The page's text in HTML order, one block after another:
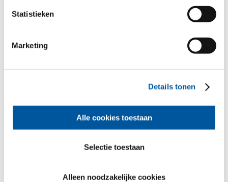
Statistieken
Marketing
Details tonen
Alle cookies toestaan
Selectie toestaan
Alleen noodzakelijke cookies
Nieuw-/Verbouw
Uw bericht
Uw persoonlijke gegevens